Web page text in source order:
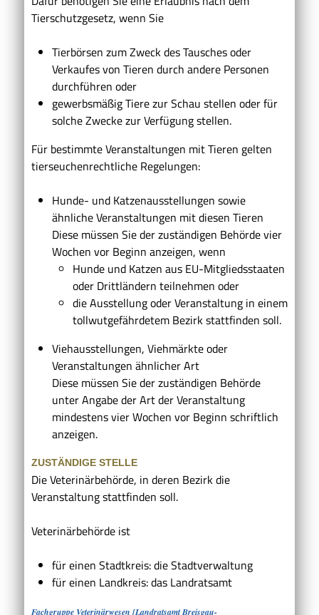
Tierschutzgesetz, wenn Sie
Tierbörsen zum Zweck des Tausches oder
Verkaufes von Tieren durch andere Personen
durchführen oder
gewerbsmäßig Tiere zur Schau stellen oder für
solche Zwecke zur Verfügung stellen.
Für bestimmte Veranstaltungen mit Tieren gelten
tierseuchenrechtliche Regelungen:
Hunde- und Katzenausstellungen sowie
ähnliche Veranstaltungen mit diesen Tieren
Diese müssen Sie der zuständigen Behörde vier
Wochen vor Beginn anzeigen, wenn
Hunde und Katzen aus EU-Mitgliedsstaaten
oder Drittländern teilnehmen oder
die Ausstellung oder Veranstaltung in einem
tollwutgefährdetem Bezirk stattfinden soll.
Viehausstellungen, Viehmärkte oder
Veranstaltungen ähnlicher Art
Diese müssen Sie der zuständigen Behörde
unter Angabe der Art der Veranstaltung
mindestens vier Wochen vor Beginn schriftlich
anzeigen.
ZUSTÄNDIGE STELLE
Die Veterinärbehörde, in deren Bezirk die
Veranstaltung stattfinden soll.
Veterinärbehörde ist
für einen Stadtkreis: die Stadtverwaltung
für einen Landkreis: das Landratsamt
Fachgruppe Veterinärwesen [Landratsamt Breisgau-